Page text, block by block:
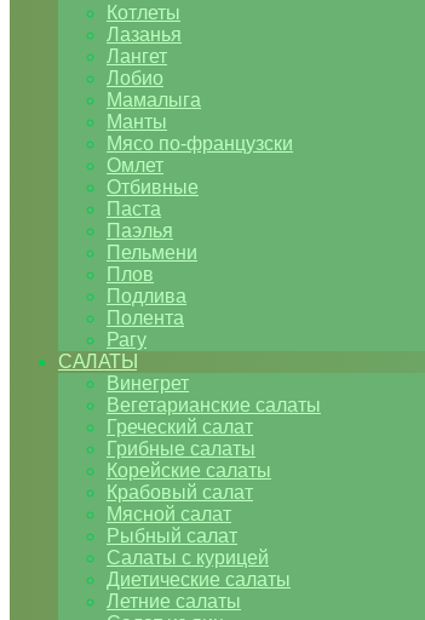
Котлеты
Лазанья
Лангет
Лобио
Мамалыга
Манты
Мясо по-французски
Омлет
Отбивные
Паста
Паэлья
Пельмени
Плов
Подлива
Полента
Рагу
САЛАТЫ
Винегрет
Вегетарианские салаты
Греческий салат
Грибные салаты
Корейские салаты
Крабовый салат
Мясной салат
Рыбный салат
Салаты с курицей
Диетические салаты
Летние салаты